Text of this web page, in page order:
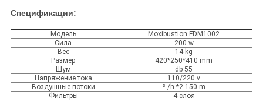
Спецификации:
Модель
Moxibustion FDM1002
Сила
200 w
Вес
14 kg
Размер
420*250*410 mm
Шум
db 55
Напряжение тока
110/220 v
Воздушные потоки
³ /h *2 150 m
Фильтры
4 слоя